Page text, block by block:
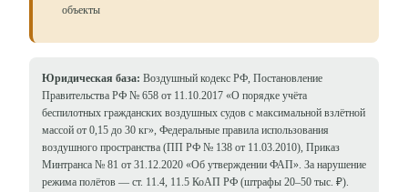
объекты
Юридическая база: Воздушный кодекс РФ, Постановление
Правительства РФ № 658 от 11.10.2017 «О порядке учёта
беспилотных гражданских воздушных судов с максимальной взлётной
массой от 0,15 до 30 кг», Федеральные правила использования
воздушного пространства (ПП РФ № 138 от 11.03.2010), Приказ
Минтранса № 81 от 31.12.2020 «Об утверждении ФАП». За нарушение
режима полётов — ст. 11.4, 11.5 КоАП РФ (штрафы 20–50 тыс. ₽).